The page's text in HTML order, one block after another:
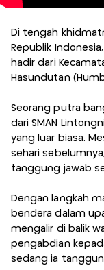
Di tengah
Republik
hadir dari
Hasundutan
Seorang putra
dari SMAN
yang luar biasa.
sehari
tanggung jawab
Dengan langkah
bendera dalam
mengalir di balik
pengabdian
sedang ia